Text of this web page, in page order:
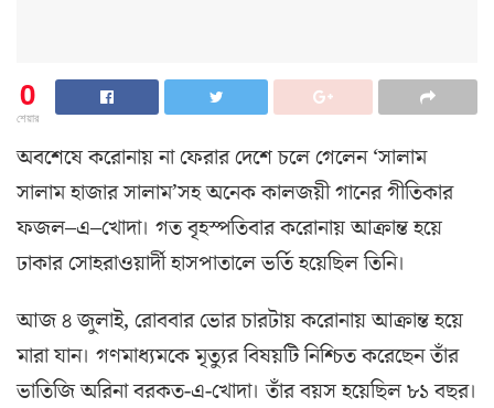
0
শেয়ার
অবশেষে করোনায় না ফেরার দেশে চলে গেলেন ‘সালাম
সালাম হাজার সালাম’সহ অনেক কালজয়ী গানের গীতিকার
ফজল–এ–খোদা। গত বৃহস্পতিবার করোনায় আক্রান্ত হয়ে
ঢাকার সোহরাওয়ার্দী হাসপাতালে ভর্তি হয়েছিল তিনি।
আজ ৪ জুলাই, রোববার ভোর চারটায় করোনায় আক্রান্ত হয়ে
মারা যান। গণমাধ্যমকে মৃত্যুর বিষয়টি ​নিশ্চিত করেছেন তাঁর
ভাতিজি অরিনা বরকত-এ-খোদা। তাঁর বয়স হয়েছিল ৮১ বছর।